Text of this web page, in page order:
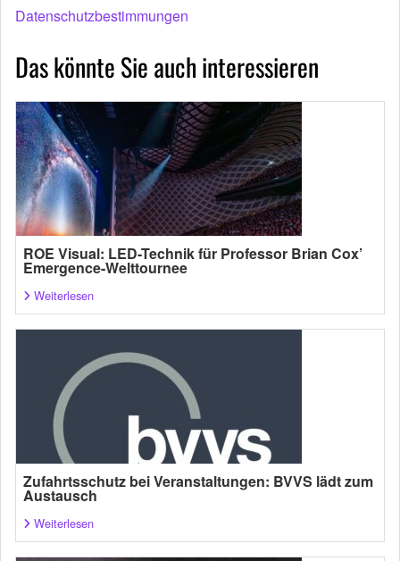
Datenschutzbestimmungen
Das könnte Sie auch interessieren
ROE Visual: LED-Technik für Professor Brian Cox’
Emergence-Welttournee
Weiterlesen
Zufahrtsschutz bei Veranstaltungen: BVVS lädt zum
Austausch
Weiterlesen